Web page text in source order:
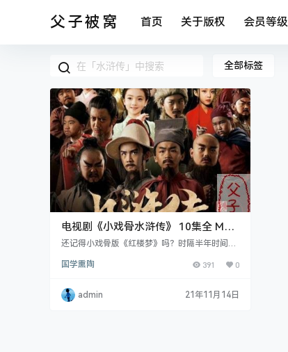
父子被窝 首页 关于版权 会员等级
全部标签
电视剧《小戏骨水浒传》 10集全 MP4
格式
还记得小戏骨版《红楼梦》吗？时隔半年时间，
浒传》。 本片以林冲和宋江为两条主线，保留了
西、林冲风雪山神庙、一百零八好汉水泊梁山等
情节，讲述了众好汉被逼上梁山起义、同意招安
国学熏陶 391 0
admin 21年11月14日